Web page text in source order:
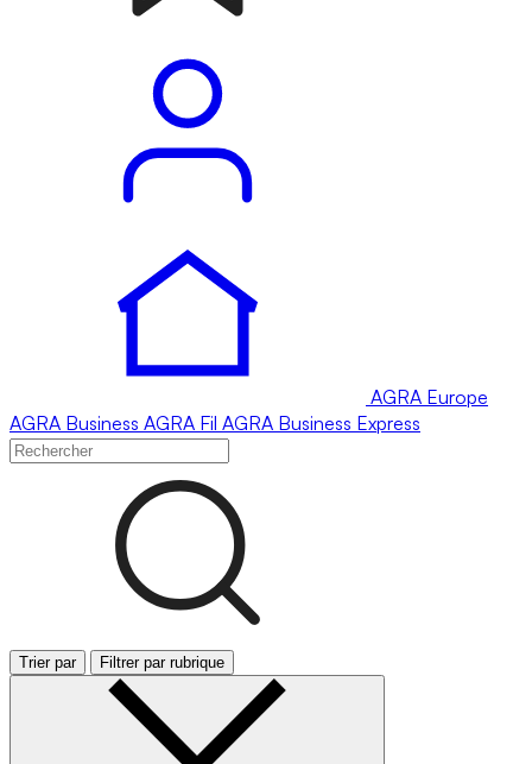
AGRA Europe
AGRA Business AGRA Fil AGRA Business Express
Trier par Filtrer par rubrique